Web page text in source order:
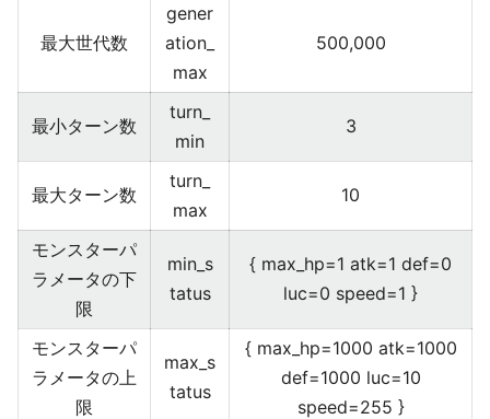
最大世代数
gener
ation_
max
500,000
最小ターン数
turn_
min
3
最大ターン数
turn_
max
10
モンスターパ
ラメータの下
限
min_s
tatus
{ max_hp=1 atk=1 def=0
luc=0 speed=1 }
モンスターパ
ラメータの上
限
max_s
tatus
{ max_hp=1000 atk=1000
def=1000 luc=10
speed=255 }